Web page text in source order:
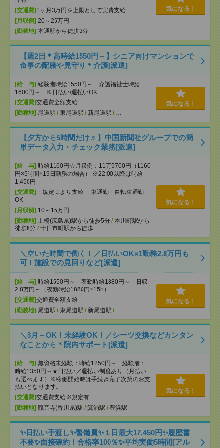
[交通費] 1ヶ月3万円を上限として実費支給
[月収例] 20～25万円
[勤務地] 本通駅から徒歩3分
気になる！
【週2日＊高時給1550円～】シニア向けマンションで
食事の配膳や見守り＊介護[派遣]
[給 与] 経験者時給1550円～ 介護福祉士時給
1600円～ ※日払い/週払いOK
[交通費]交通費全額支給
[勤務地] 尾道駅 / 東尾道駅 / 新尾道駅 / …
気になる！
【夕方から5時間だけ♬】中国新聞社グループでの簡
単データ入力・チェック業務[派遣]
[給 与] 時給1160円☆月収例：11万5700円（1160
円×5時間×19日勤務の場合） ※22:00以降は時給
1,450円
[交通費] ・規定により支給 ・車通勤・自転車通勤
OK
[月収例] 10～15万円
[勤務地] 土橋(広島県)駅から徒歩5分 / 本川町駅から
徒歩8分 / 十日市町駅から徒歩
気になる！
＼空いた時間で働く！／日払いOK×1勤務2.8万円も
可！施設での見回りなど[派遣]
[給 与] 時給1550円～ 夜勤時給1880円～ 日収
2.8万円～（夜勤時給1880円×15h）
[交通費]交通費全額支給
[勤務地] 尾道駅 / 東尾道駅 / 新尾道駅 / …
気になる！
＼8月～OK！未経験OK！／シーツ交換などカンタン
なことから＊院内サポート[派遣]
[給 与] 無資格未経験：時給1250円～ 経験者：
時給1350円～★日払い／週払い制度あり（月払い
も選べます）※稼働開始時は手続き完了次第のお支
払いとなります。
[交通費]交通費支給※規定有
[勤務地] 観音寺(香川県)駅 / 箕浦駅 / 豊浜駅
気になる！
✨日払い手渡し✨警備員✨１日最大17,450円✨履歴書
不要✨面接確約！合格率100％✨平均実働5時間[アル